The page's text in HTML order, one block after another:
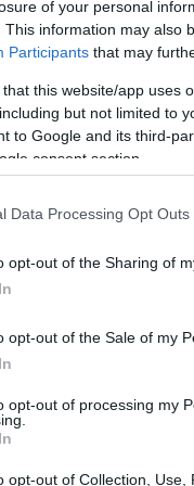
of your personal
This information may also
Participants that may
that this website/app uses
but not limited to
to Google and its third-
consent section.
Data Processing Opt Outs
opt-out of the Sharing of
opt-out of the Sale of my
opt-out of processing my
opt-out of Collection,
la Borsa
Italiana alcanzó un
de la CONSOB.
pequeñas y
El crecimiento de la
del4%en
que cotizan
PIB
valores italiana y